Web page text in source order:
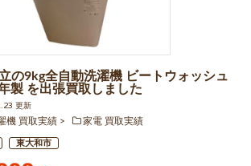
の9kg全自動洗濯機 ビートウォッシュ
製 を出張買取しました
更新
機 買取実績
家電 買取実績
東大和市